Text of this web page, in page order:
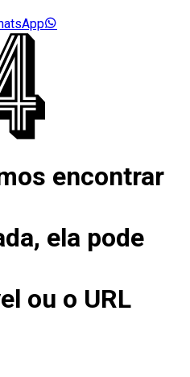
encontrar
ela pode
ou o URL